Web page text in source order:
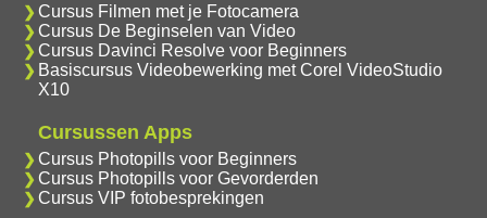
Cursus Filmen met je Fotocamera
Cursus De Beginselen van Video
Cursus Davinci Resolve voor Beginners
Basiscursus Videobewerking met Corel VideoStudio
X10
Cursussen Apps
Cursus Photopills voor Beginners
Cursus Photopills voor Gevorderden
Cursus VIP fotobesprekingen